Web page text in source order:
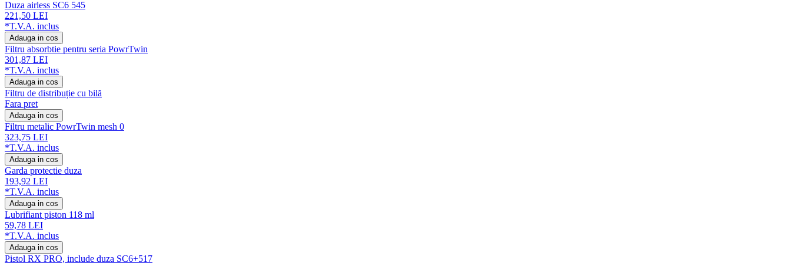
Duza airless SC6 545
221,50 LEI
*T.V.A. inclus
Adauga in cos
Filtru absorbtie pentru seria PowrTwin
301,87 LEI
*T.V.A. inclus
Adauga in cos
Filtru de distribuție cu bilă
Fara pret
Adauga in cos
Filtru metalic PowrTwin mesh 0
323,75 LEI
*T.V.A. inclus
Adauga in cos
Garda protectie duza
193,92 LEI
*T.V.A. inclus
Adauga in cos
Lubrifiant piston 118 ml
59,78 LEI
*T.V.A. inclus
Adauga in cos
Pistol RX PRO, include duza SC6+517